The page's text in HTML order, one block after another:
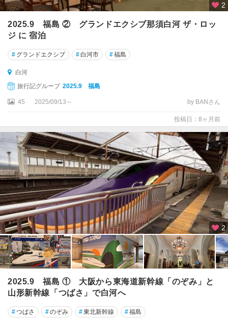
2
2025.9 福島 ② グランドエクシブ那須白河 ザ・ロッ
ジ に 宿泊
# グランドエクシブ # 白河市 #福島
白河
旅行記グループ 2025.9 福島
45 2025/09/13～ by BANさん
投稿日：8ヶ月前
2
2025.9 福島 ① 大阪から東海道新幹線「のぞみ」と
山形新幹線「つばさ」で白河へ
#つばさ #のぞみ #東北新幹線 #福島